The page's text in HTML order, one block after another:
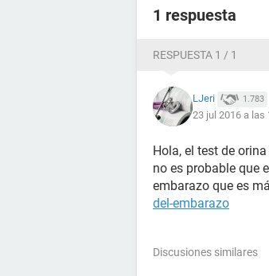
1 respuesta
RESPUESTA 1 / 1
LJeri 1.783
23 jul 2016 a las
Hola, el test de
no es probable que
embarazo que es
del-embarazo
Discusiones similares